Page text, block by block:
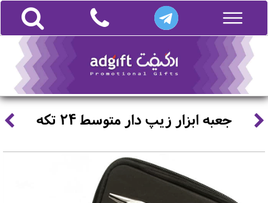
جعبه ابزار زیپ دار متوسط 24 تکه